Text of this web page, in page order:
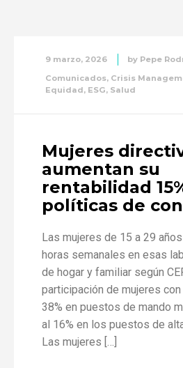
9 marzo, 2026 by Pepe
Comunicados, Crisis
Equidad, ESG, Salud
Mujeres
aumentan su
rentabilidad
políticas de
Las mujeres de 15 a 29
horas semanales en esas
de hogar y familiar según
participación de mujeres
38% en puestos de mando
al 16% en los puestos de
Las mujeres […]